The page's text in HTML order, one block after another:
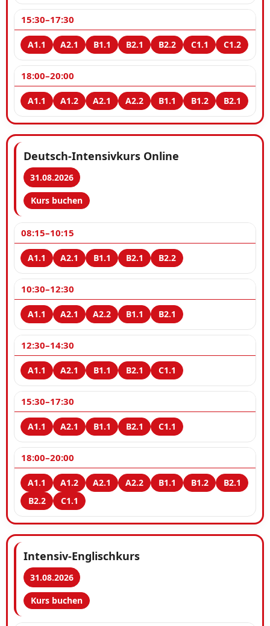
15:30–17:30
18:00–20:00
Deutsch-Intensivkurs Online
31.08.2026
Kurs buchen
08:15–10:15
10:30–12:30
12:30–14:30
15:30–17:30
18:00–20:00
Intensiv-Englischkurs
31.08.2026
Kurs buchen